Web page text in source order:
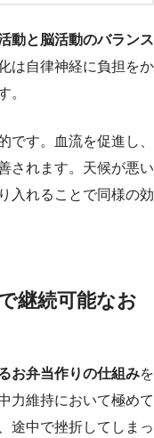
動と脳活動のバランス
は自律神経に負担をか
。
です。血流を促進し、
されます。天候が悪い
入れることで同様の効
継続可能なお
お弁当作りの仕組みを
力維持において極めて
途中で挫折してしまっ